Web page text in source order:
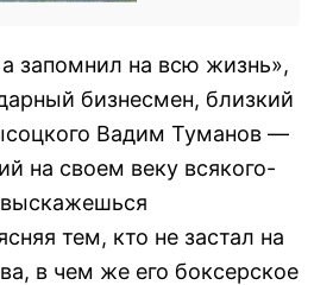
запомнил на всю жизнь»,
бизнесмен, близкий
Вадим Туманов —
на своем веку всякого-
тем, кто не застал на
в чем же его боксерское